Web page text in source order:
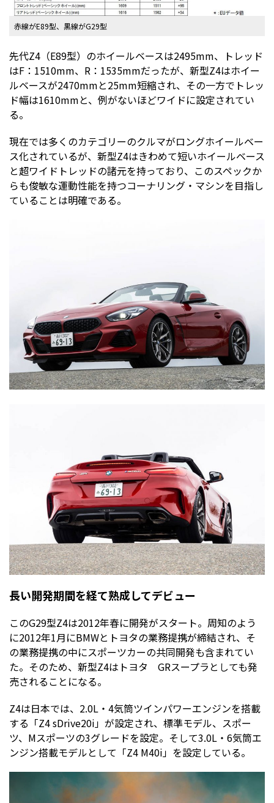
赤線がE89型、黒線がG29型
先代Z4（E89型）のホイールベースは2495mm、トレッド
はF：1510mm、R：1535mmだったが、新型Z4はホイー
ルベースが2470mmと25mm短縮され、その一方でトレッ
ド幅は1610mmと、例がないほどワイドに設定されてい
る。
現在では多くのカテゴリーのクルマがロングホイールベー
ス化されているが、新型Z4はきわめて短いホイールベース
と超ワイドトレッドの諸元を持っており、このスペックか
らも俊敏な運動性能を持つコーナリング・マシンを目指し
ていることは明確である。
長い開発期間を経て熟成してデビュー
このG29型Z4は2012年春に開発がスタート。周知のよう
に2012年1月にBMWとトヨタの業務提携が締結され、そ
の業務提携の中にスポーツカーの共同開発も含まれてい
た。そのため、新型Z4はトヨタ GRスープラとしても発
売されることになる。
Z4は日本では、2.0L・4気筒ツインパワーエンジンを搭載
する「Z4 sDrive20i」が設定され、標準モデル、スポー
ツ、Mスポーツの3グレードを設定。そして3.0L・6気筒エ
ンジン搭載モデルとして「Z4 M40i」を設定している。